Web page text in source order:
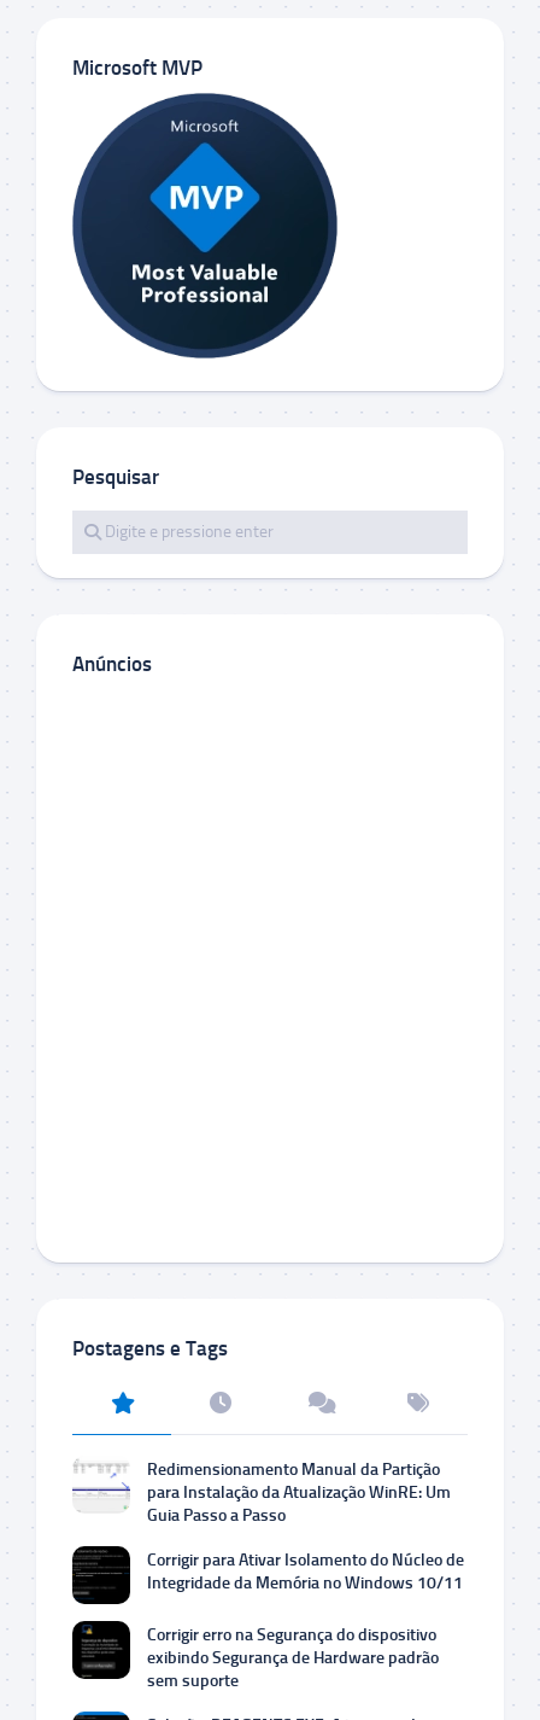
Microsoft MVP
Pesquisar
Anúncios
Postagens e Tags
Redimensionamento Manual da Partição
para Instalação da Atualização WinRE: Um
Guia Passo a Passo
Corrigir para Ativar Isolamento do Núcleo de
Integridade da Memória no Windows 10/11
Corrigir erro na Segurança do dispositivo
exibindo Segurança de Hardware padrão
sem suporte